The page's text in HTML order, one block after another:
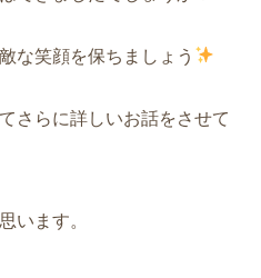
な笑顔を保ちましょう
さらに詳しいお話をさせて
います。